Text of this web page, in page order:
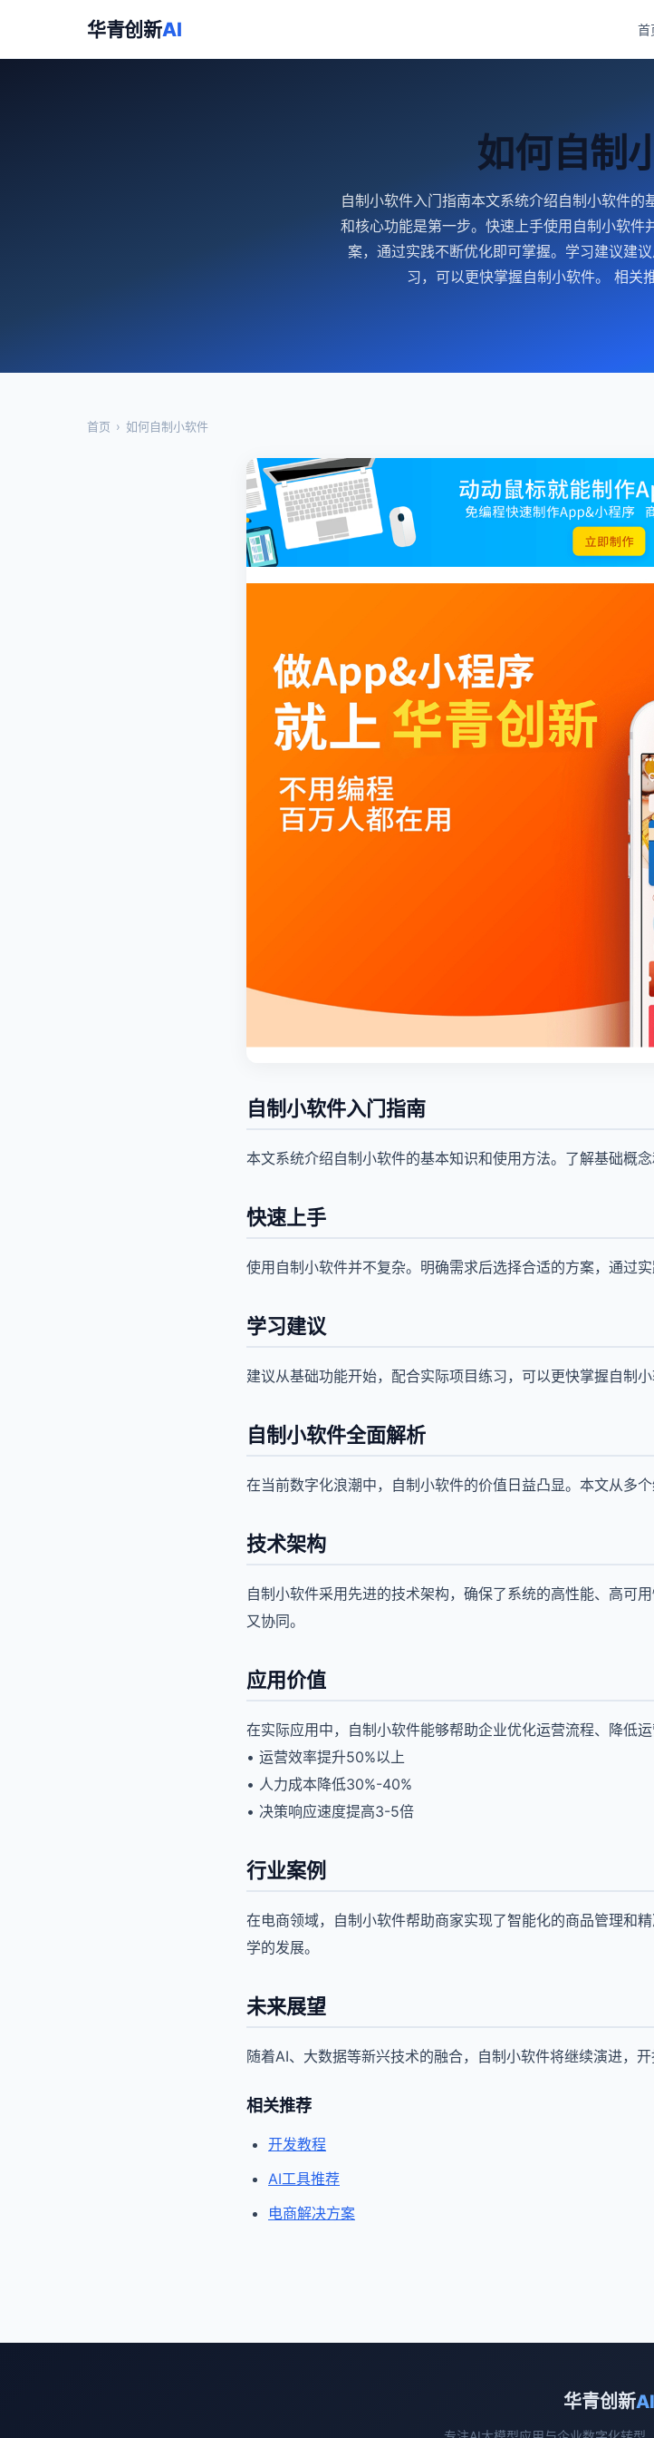
华青创新AI 首
如何自制
自制小软件入门指南本文系统介绍自制小软件的
和核心功能是第一步。快速上手使用自制小软件
案，通过实践不断优化即可掌握。学习建议建
习，可以更快掌握自制小软件。 相关
首页 › 如何自制小软件
自制小软件入门指南
本文系统介绍自制小软件的基本知识和使用方法。了解基础概念
快速上手
使用自制小软件并不复杂。明确需求后选择合适的方案，通过实
学习建议
建议从基础功能开始，配合实际项目练习，可以更快掌握自制小
自制小软件全面解析
在当前数字化浪潮中，自制小软件的价值日益凸显。本文从多个
技术架构
自制小软件采用先进的技术架构，确保了系统的高性能、高可
又协同。
应用价值
在实际应用中，自制小软件能够帮助企业优化运营流程、降低
• 运营效率提升50%以上
• 人力成本降低30%-40%
• 决策响应速度提高3-5倍
行业案例
在电商领域，自制小软件帮助商家实现了智能化的商品管理和
学的发展。
未来展望
随着AI、大数据等新兴技术的融合，自制小软件将继续演进，开
相关推荐
开发教程
AI工具推荐
电商解决方案
华青创新AI